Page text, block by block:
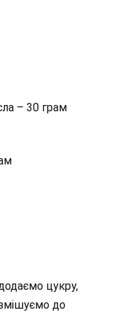
– 30 грам
цукру,
до